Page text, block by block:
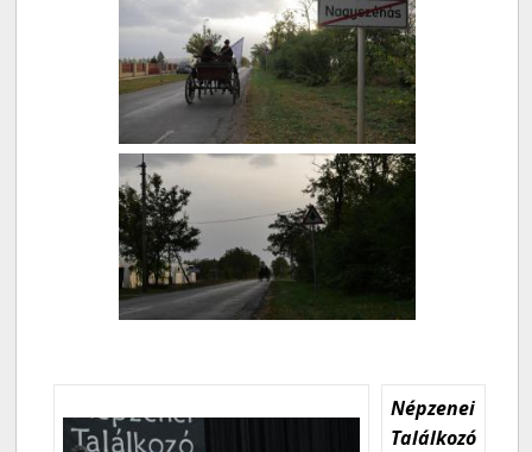
Népzenei
Találkozó